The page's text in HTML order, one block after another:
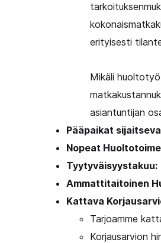
erityisesti
Mikäli
asiantuntijan
Pääpaikat
Nopeat
Tyytyväisyystakuu:
Ammattitaitoinen
Kattava
Tarjoamme
Korjausarvion